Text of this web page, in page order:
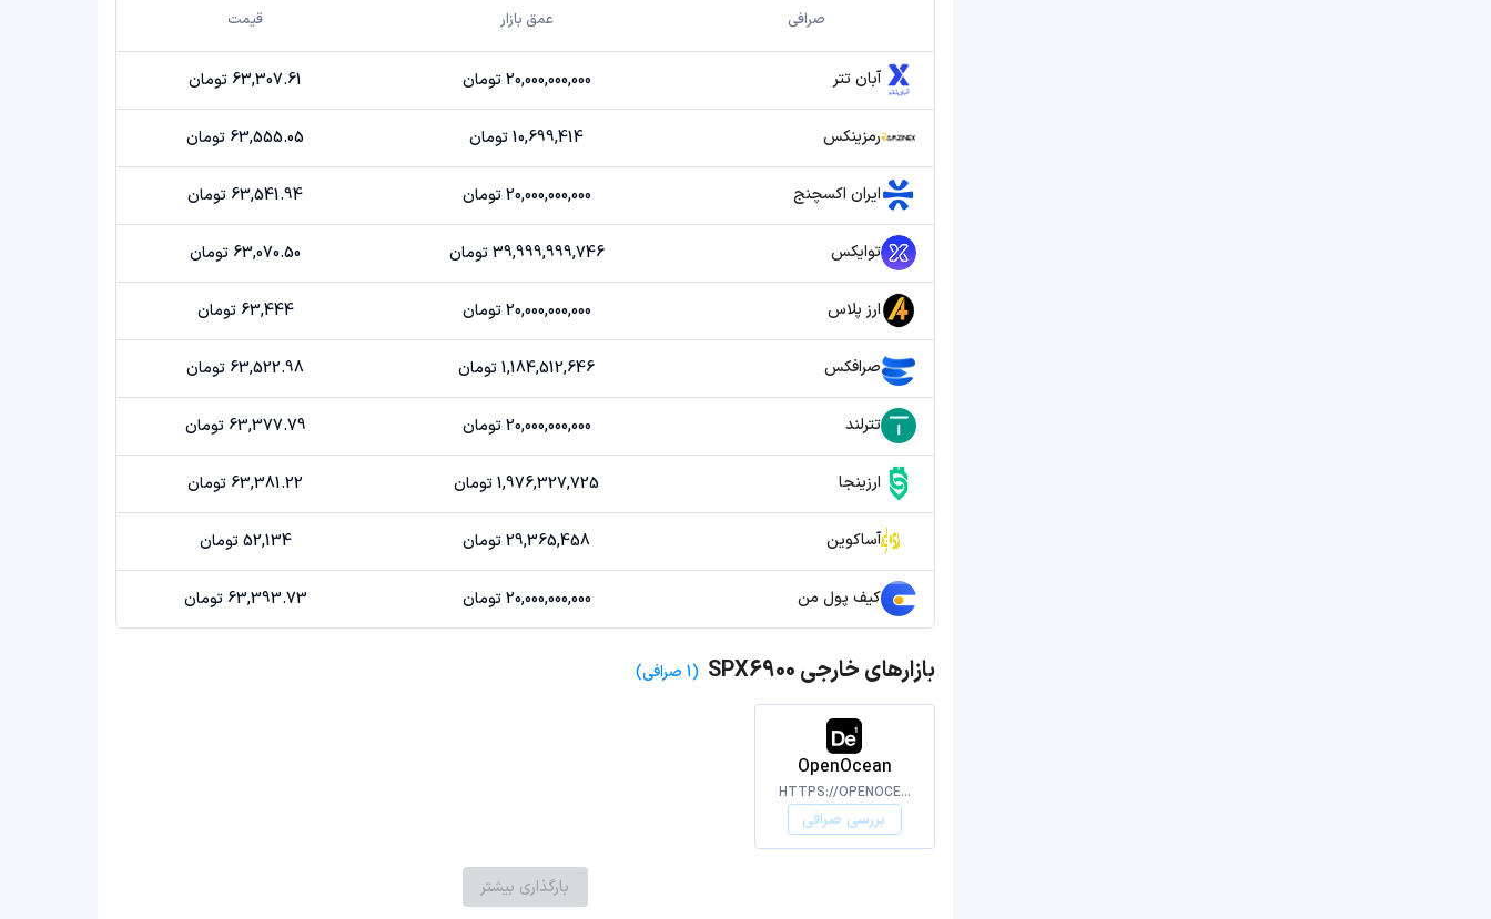
صرافی عمق بازار قیمت
آبان تتر 20,000,000,000 تومان 63,307.61 تومان
رمزینکس 10,699,414 تومان 63,555.05 تومان
ایران اکسچنج 20,000,000,000 تومان 63,541.94 تومان
توایکس 39,999,999,746 تومان 63,070.50 تومان
ارز پلاس 20,000,000,000 تومان 63,444 تومان
صرافکس 1,184,512,646 تومان 63,522.98 تومان
تترلند 20,000,000,000 تومان 63,377.79 تومان
ارزینجا 1,976,327,725 تومان 63,381.22 تومان
آساکوین 29,365,458 تومان 52,134 تومان
کیف پول من 20,000,000,000 تومان 63,393.73 تومان
بازارهای خارجی SPX6900 (1 صرافی)
OpenOcean
HTTPS://OPENOCEAN.FINANCE/
بررسی صرافی
بارگذاری بیشتر